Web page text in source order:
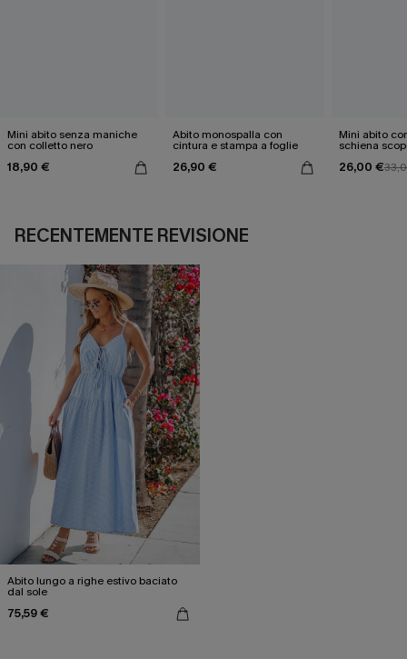
Mini abito senza maniche
con colletto nero
18,90 €
Abito monospalla con
cintura e stampa a foglie
26,90 €
Mini abito
schiena
26,00 €
RECENTEMENTE REVISIONE
Abito lungo a righe estivo baciato
dal sole
75,59 €